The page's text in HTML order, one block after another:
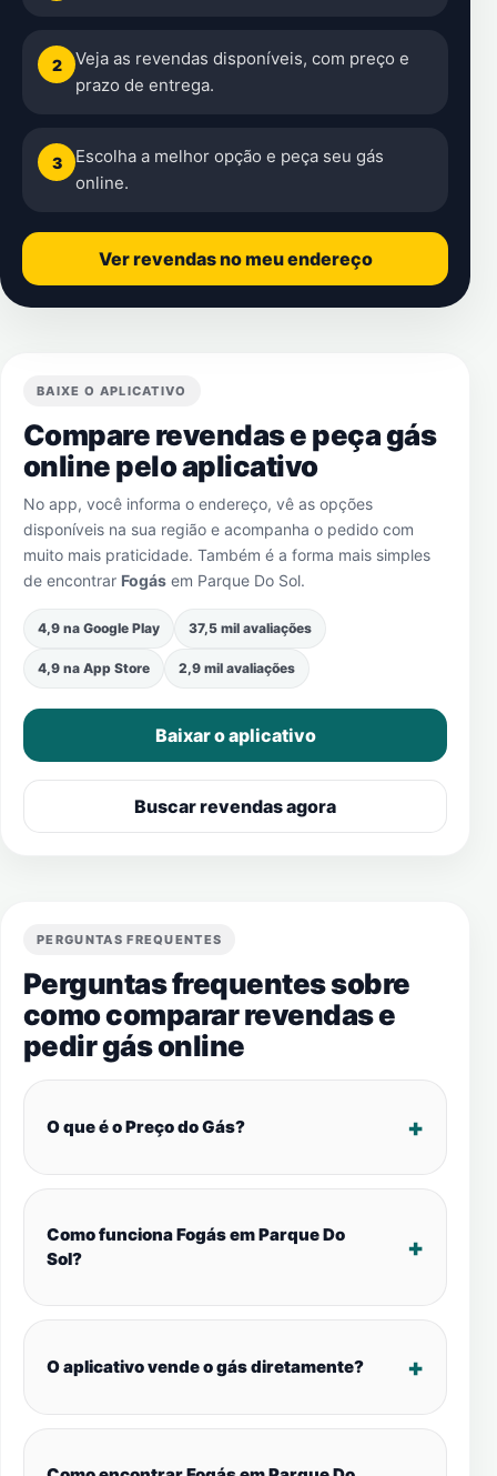
2
Veja as revendas disponíveis, com preço e
prazo de entrega.
3
Escolha a melhor opção e peça seu gás
online.
Ver revendas no meu endereço
BAIXE O APLICATIVO
Compare revendas e peça gás
online pelo aplicativo
No app, você informa o endereço, vê as opções
disponíveis na sua região e acompanha o pedido com
muito mais praticidade. Também é a forma mais simples
de encontrar Fogás em Parque Do Sol.
4,9 na Google Play 37,5 mil avaliações
4,9 na App Store 2,9 mil avaliações
Baixar o aplicativo
Buscar revendas agora
PERGUNTAS FREQUENTES
Perguntas frequentes sobre
como comparar revendas e
pedir gás online
O que é o Preço do Gás?
Como funciona Fogás em Parque Do
Sol?
O aplicativo vende o gás diretamente?